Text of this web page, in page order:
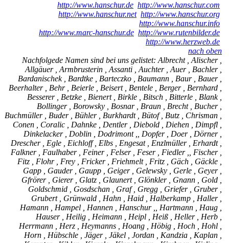
http://www.hanschur.de http://www.hanschur.com
http://www.hanschur.net http://www.hanschur.org
http://www.hanschur.info
http://www.marc-hanschur.de http://www.rutenbilder.de
http://www.herzweb.de
nach oben
Nachfolgede Namen sind bei uns gelistet: Albrecht , Alischer ,
Allgäuer , Armbrusterin , Assanti , Auchter , Auer , Bachler ,
Bardanischek , Bardtke , Barteczko , Baumann , Baur , Bauer ,
Beerhalter , Behr , Beierle , Beisert , Bentele , Berger , Bernhard ,
Besserer , Betzke , Bienert , Birkle , Bitsch , Bitterle , Blank ,
Bollinger , Borowsky , Bosnar , Braun , Brecht , Bucher ,
Buchmüller , Buder , Bühler , Burkhardt , Bütof , Butz , Chrisman ,
Conen , Coralic , Dahnke , Dentler , Diebold , Diehen , Dimpfl ,
Dinkelacker , Doblin , Dodrimont ,, Dopfer , Doer , Dörner ,
Drescher , Egle , Eichloff , Elbs , Engesat , Enzlmüller , Erhardt ,
Falkner , Faulhaber , Feiner , Felser , Feser , Fiedler ,, Fischer ,
Fitz , Flohr , Frey , Fricker , Friehmelt , Fritz , Gäch , Gäckle ,
Gapp , Gauder , Gaupp , Geiger , Gelewsky , Gerle , Geyer ,
Gfrörer , Gierer , Glatz , Glaunert , Glönkler , Gnann , Gold ,
Goldschmid , Gosdschan , Graf , Gregg , Griefer , Gruber ,
Grubert , Grünwald , Hahn , Haid , Halberkamp , Haller ,
Hamann , Hampel , Hannen , Hanschur ,, Hartmann , Haug ,
Hauser , Heilig , Heimann , Heipl , Heiß , Heller , Herb ,
Herrmann , Herz , Heymanns , Hoang , Höbig , Hoch , Hohl ,
Horn , Hübschle , Jäger , Jäkel , Jordan , Kandzia , Kaplan ,